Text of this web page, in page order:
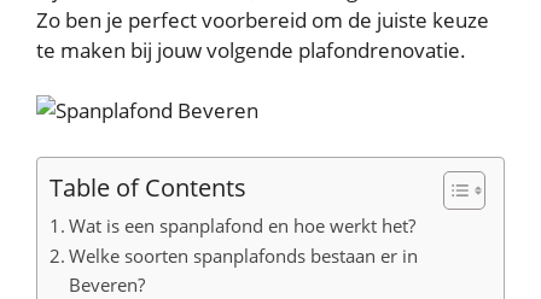
Zo ben je perfect voorbereid om de juiste keuze
te maken bij jouw volgende plafondrenovatie.
Table of Contents
Wat is een spanplafond en hoe werkt het?
Welke soorten spanplafonds bestaan er in
Beveren?